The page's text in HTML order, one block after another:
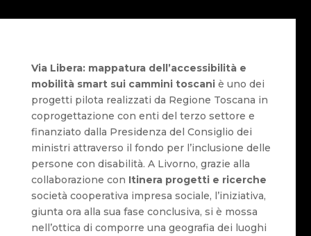
Via Libera: mappatura dell’accessibilità e
mobilità smart sui cammini toscaniè uno dei
progetti pilota realizzati da Regione Toscana in
coprogettazione con enti del terzo settore e
finanziato dalla Presidenza del Consiglio dei
ministri attraverso il fondo per l’inclusione delle
persone con disabilità. A Livorno, grazie alla
collaborazione con Itinera progetti e ricerche
società cooperativa impresa sociale, l’iniziativa,
giunta ora alla sua fase conclusiva, si è mossa
nell’ottica di comporre una geografia dei luoghi